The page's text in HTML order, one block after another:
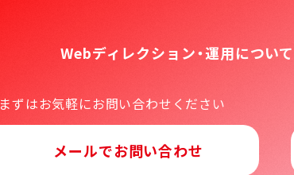
Webディレクション・運用について
まずはお気軽にお問い合わせください
メールでお問い合わせ